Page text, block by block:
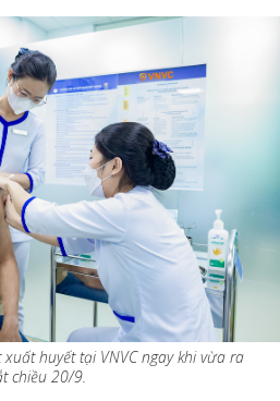
huyết tại VNVC ngay khi vừa ra
chiều 20/9.